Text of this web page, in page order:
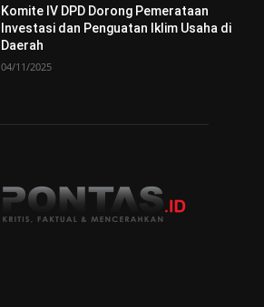
Komite IV DPD Dorong Pemerataan
Investasi dan Penguatan Iklim Usaha di
Daerah
04/11/2025